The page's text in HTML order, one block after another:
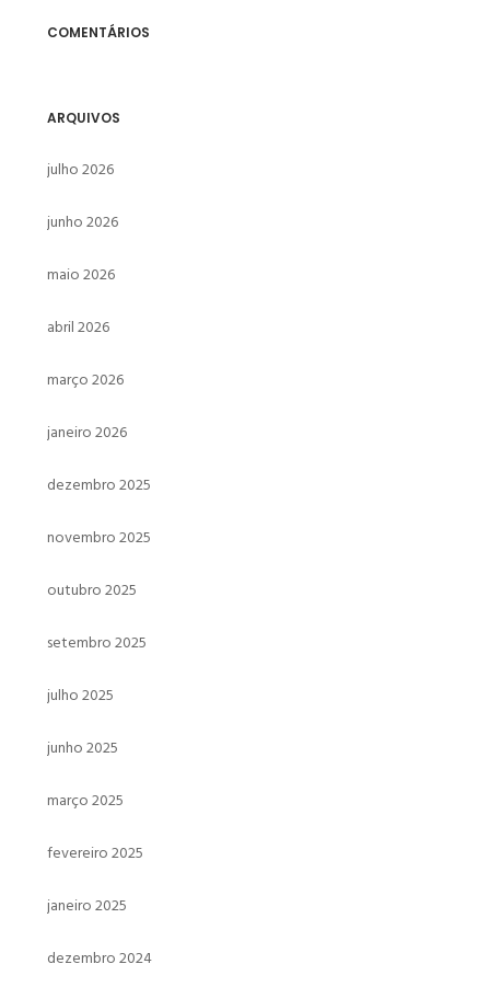
COMENTÁRIOS
ARQUIVOS
julho 2026
junho 2026
maio 2026
abril 2026
março 2026
janeiro 2026
dezembro 2025
novembro 2025
outubro 2025
setembro 2025
julho 2025
junho 2025
março 2025
fevereiro 2025
janeiro 2025
dezembro 2024